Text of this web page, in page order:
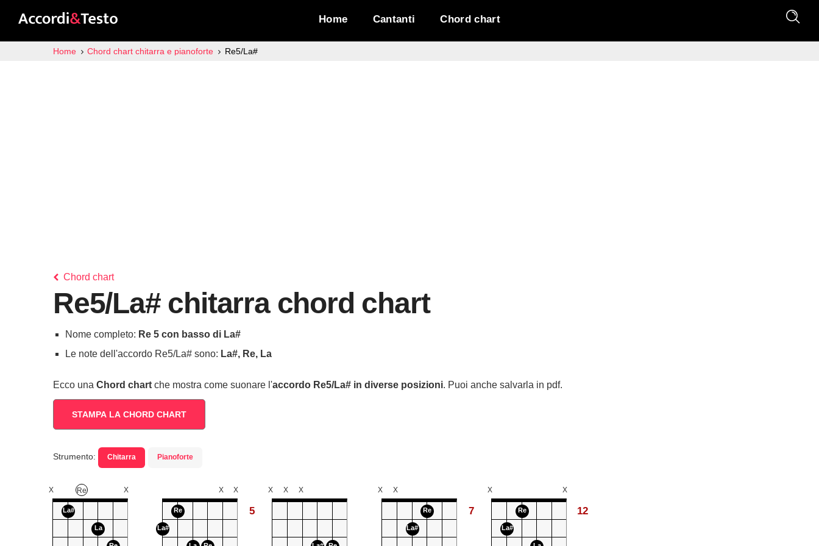
Home Cantanti Chord chart
Home Chord chart chitarra e pianoforte Re5/La#
Chord chart
Re5/La# chitarra chord chart
Nome completo: Re 5 con basso di La#
Le note dell'accordo Re5/La# sono: La#, Re, La
Ecco una Chord chart che mostra come suonare l'accordo Re5/La# in diverse posizioni. Puoi anche salvarla in pdf.
STAMPA LA CHORD CHART
Strumento: Chitarra Pianoforte
La#
Re
La
X X
La#
Re
X X
5
X X X
La#
Re
X X
7
La#
Re
X X
12